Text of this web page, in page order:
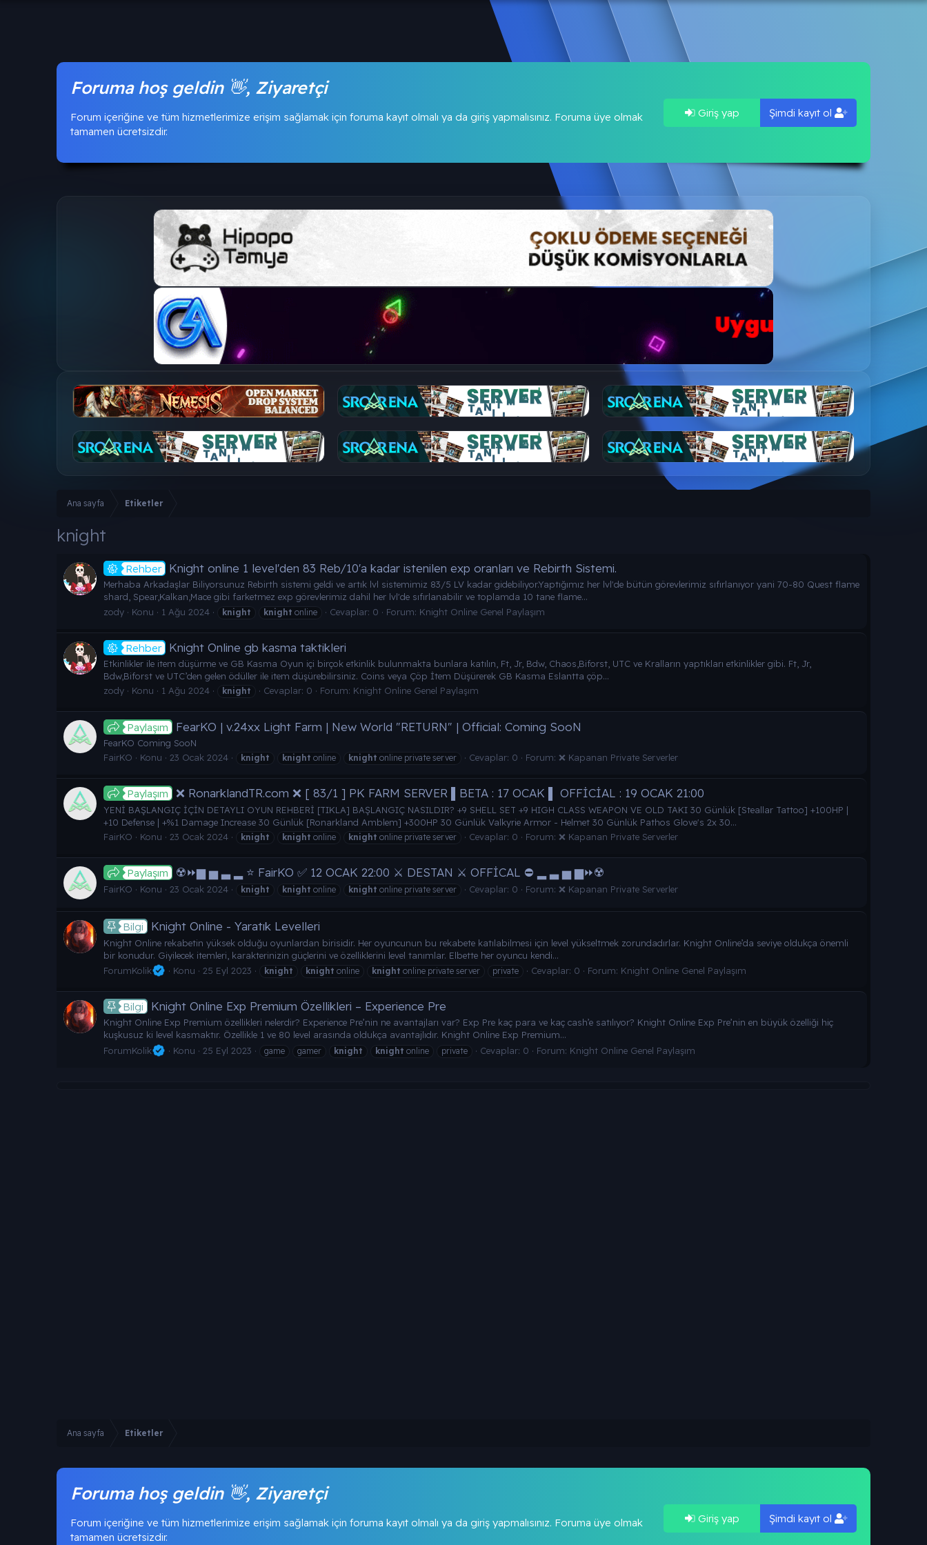
Foruma hoş geldin 👋, Ziyaretçi
Forum içeriğine ve tüm hizmetlerimize erişim sağlamak için foruma kayıt olmalı ya da giriş yapmalısınız. Foruma üye olmak
tamamen ücretsizdir.
Giriş yap Şimdi kayıt ol
Ana sayfa Etiketler
knight
Rehber Knight online 1 level'den 83 Reb/10'a kadar istenilen exp oranları ve Rebirth Sistemi.
Merhaba Arkadaşlar Biliyorsunuz Rebirth sistemi geldi ve artık lvl sistemimiz 83/5 LV kadar gidebiliyor.Yaptığımız her lvl'de bütün görevlerimiz sıfırlanıyor yani 70-80 Quest flame
shard, Spear,Kalkan,Mace gibi farketmez exp görevlerimiz dahil her lvl'de sıfırlanabilir ve toplamda 10 tane flame...
zody
Konu 1 Ağu 2024 knight knight online Cevaplar: 0 Forum: Knight Online Genel Paylaşım
Rehber Knight Online gb kasma taktikleri
Etkinlikler ile item düşürme ve GB Kasma Oyun içi birçok etkinlik bulunmakta bunlara katılın, Ft, Jr, Bdw, Chaos,Biforst, UTC ve Kralların yaptıkları etkinlikler gibi. Ft, Jr,
Bdw,Biforst ve UTC’den gelen ödüller ile item düşürebilirsiniz. Coins veya Çöp İtem Düşürerek GB Kasma Eslantta çöp...
zody
Konu 1 Ağu 2024 knight Cevaplar: 0 Forum: Knight Online Genel Paylaşım
Paylaşım FearKO | v.24xx Light Farm | New World "RETURN" | Official: Coming SooN
FearKO Coming SooN
FairKO
Konu 23 Ocak 2024 knight knight online knight online private server Cevaplar: 0 Forum: ❌ Kapanan Private Serverler
Paylaşım ❌ RonarklandTR.com ❌ [ 83/1 ] PK FARM SERVER ▌BETA : 17 OCAK ▌ OFFİCİAL : 19 OCAK 21:00
YENİ BAŞLANGIÇ İÇİN DETAYLI OYUN REHBERİ [TIKLA] BAŞLANGIÇ NASILDIR? +9 SHELL SET +9 HIGH CLASS WEAPON VE OLD TAKI 30 Günlük [Steallar Tattoo] +100HP |
+10 Defense | +%1 Damage Increase 30 Günlük [Ronarkland Amblem] +300HP 30 Günlük Valkyrie Armor - Helmet 30 Günlük Pathos Glove's 2x 30...
FairKO
Konu 23 Ocak 2024 knight knight online knight online private server Cevaplar: 0 Forum: ❌ Kapanan Private Serverler
Paylaşım ☢️⏩▆ ▅ ▃ ▂ ⭐ FairKO ✅ 12 OCAK 22:00 ⚔️ DESTAN ⚔️ OFFİCAL ⛔ ▂ ▃ ▅ ▆⏩☢️
FairKO Konu 23 Ocak 2024 knight knight online knight online private server Cevaplar: 0 Forum: ❌ Kapanan Private Serverler
Bilgi Knight Online - Yaratık Levelleri
Knight Online rekabetin yüksek olduğu oyunlardan birisidir. Her oyuncunun bu rekabete katılabilmesi için level yükseltmek zorundadırlar. Knight Online’da seviye oldukça önemli
bir konudur. Giyilecek itemleri, karakterinizin güçlerini ve özelliklerini level tanımlar. Elbette her oyuncu kendi...
ForumKolik
Konu 25 Eyl 2023 knight knight online knight online private server private Cevaplar: 0 Forum: Knight Online Genel Paylaşım
Bilgi Knight Online Exp Premium Özellikleri – Experience Pre
Knight Online Exp Premium özellikleri nelerdir? Experience Pre’nin ne avantajları var? Exp Pre kaç para ve kaç cash’e satılıyor? Knight Online Exp Pre’nin en büyük özelliği hiç
kuşkusuz ki level kasmaktır. Özellikle 1 ve 80 level arasında oldukça avantajlıdır. Knight Online Exp Premium...
ForumKolik
Konu 25 Eyl 2023 game gamer knight knight online private Cevaplar: 0 Forum: Knight Online Genel Paylaşım
Ana sayfa Etiketler
Foruma hoş geldin 👋, Ziyaretçi
Forum içeriğine ve tüm hizmetlerimize erişim sağlamak için foruma kayıt olmalı ya da giriş yapmalısınız. Foruma üye olmak
tamamen ücretsizdir.
Giriş yap Şimdi kayıt ol